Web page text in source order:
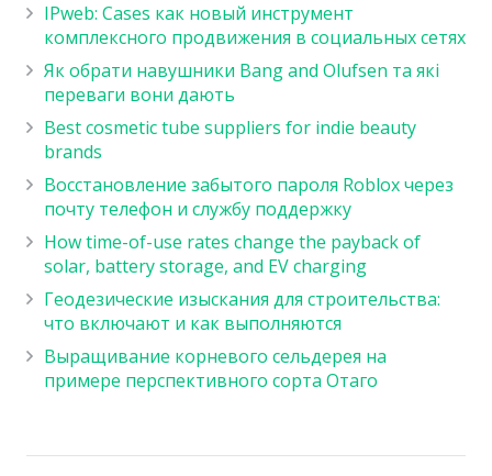
IPweb: Cases как новый инструмент
комплексного продвижения в социальных сетях
Як обрати навушники Bang and Olufsen та які
переваги вони дають
Best cosmetic tube suppliers for indie beauty
brands
Восстановление забытого пароля Roblox через
почту телефон и службу поддержку
How time-of-use rates change the payback of
solar, battery storage, and EV charging
Геодезические изыскания для строительства:
что включают и как выполняются
Выращивание корневого сельдерея на
примере перспективного сорта Отаго